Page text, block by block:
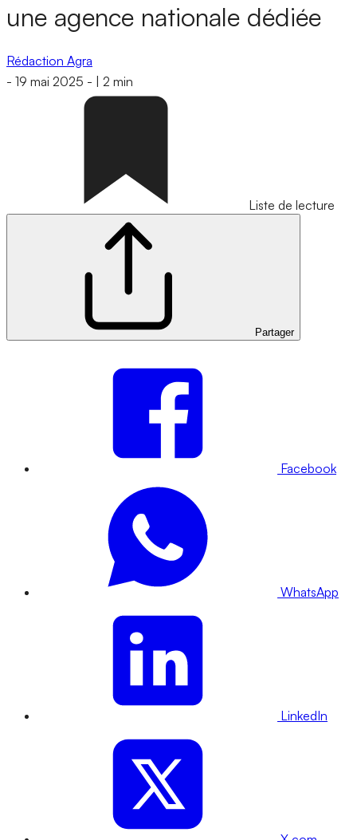
une agence nationale dédiée
Rédaction Agra
- 19 mai 2025 - 2 min
Liste de lecture
Partager
Facebook
WhatsApp
LinkedIn